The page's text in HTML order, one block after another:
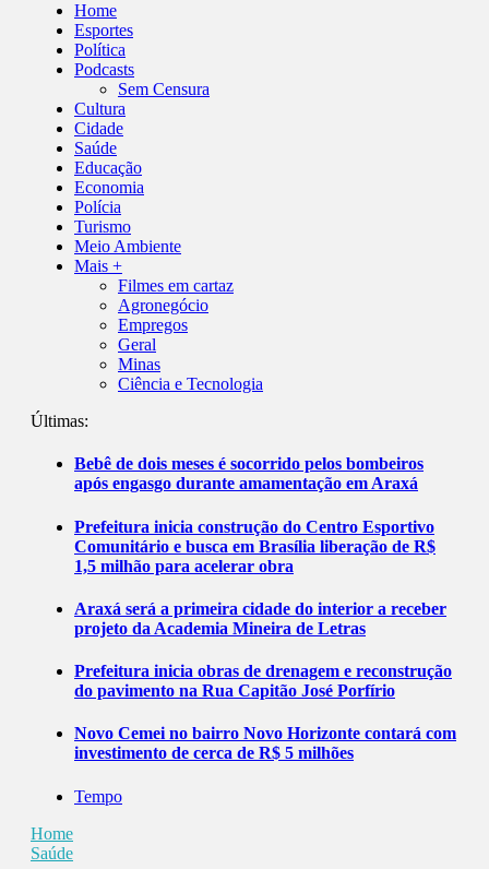
Home
Esportes
Política
Podcasts
Sem Censura
Cultura
Cidade
Saúde
Educação
Economia
Polícia
Turismo
Meio Ambiente
Mais +
Filmes em cartaz
Agronegócio
Empregos
Geral
Minas
Ciência e Tecnologia
Últimas:
Bebê de dois meses é socorrido pelos bombeiros
após engasgo durante amamentação em Araxá
Prefeitura inicia construção do Centro Esportivo
Comunitário e busca em Brasília liberação de R$
1,5 milhão para acelerar obra
Araxá será a primeira cidade do interior a receber
projeto da Academia Mineira de Letras
Prefeitura inicia obras de drenagem e reconstrução
do pavimento na Rua Capitão José Porfírio
Novo Cemei no bairro Novo Horizonte contará com
investimento de cerca de R$ 5 milhões
Tempo
Home
Saúde